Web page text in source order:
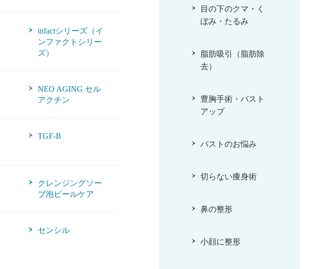
目の下のクマ・く
ぼみ・たるみ
脂肪吸引（脂肪除
去）
豊胸手術・バスト
アップ
バストのお悩み
切らない痩身術
鼻の整形
小顔に整形
infactシリーズ（イ
ンファクトシリー
ズ）
NEO AGING セル
アクチン
TGF-B
クレンジングソー
プ泡ピールケア
センシル